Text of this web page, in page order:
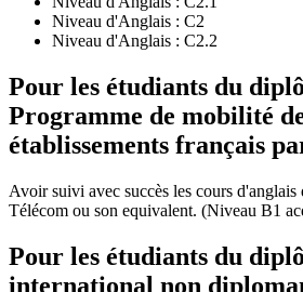
Niveau d'Anglais : C2
Niveau d'Anglais : C2.2
Pour les étudiants du
Programme de mobilité
établissements français
Avoir suivi avec succès les cours d'anglais
Télécom ou son equivalent. (Niveau B1
Pour les étudiants du
international non